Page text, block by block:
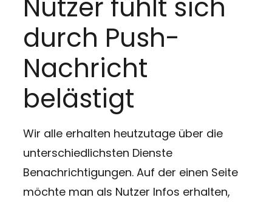
Nutzer fühlt sich
durch Push-
Nachricht
belästigt
Wir alle erhalten heutzutage über die
unterschiedlichsten Dienste
Benachrichtigungen. Auf der einen Seite
möchte man als Nutzer Infos erhalten,